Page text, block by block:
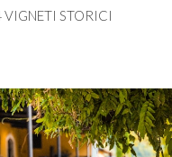
STORICI​​​​